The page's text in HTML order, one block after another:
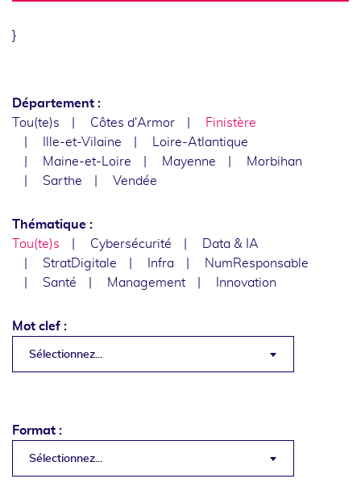
}
Département :
Tou(te)s
Côtes d'Armor
Finistère
Ille-et-Vilaine
Loire-Atlantique
Maine-et-Loire
Mayenne
Morbihan
Sarthe
Vendée
Thématique :
Tou(te)s
Cybersécurité
Data & IA
StratDigitale
Infra
NumResponsable
Santé
Management Innovation
Mot clef :
Sélectionnez...
Format :
Sélectionnez...